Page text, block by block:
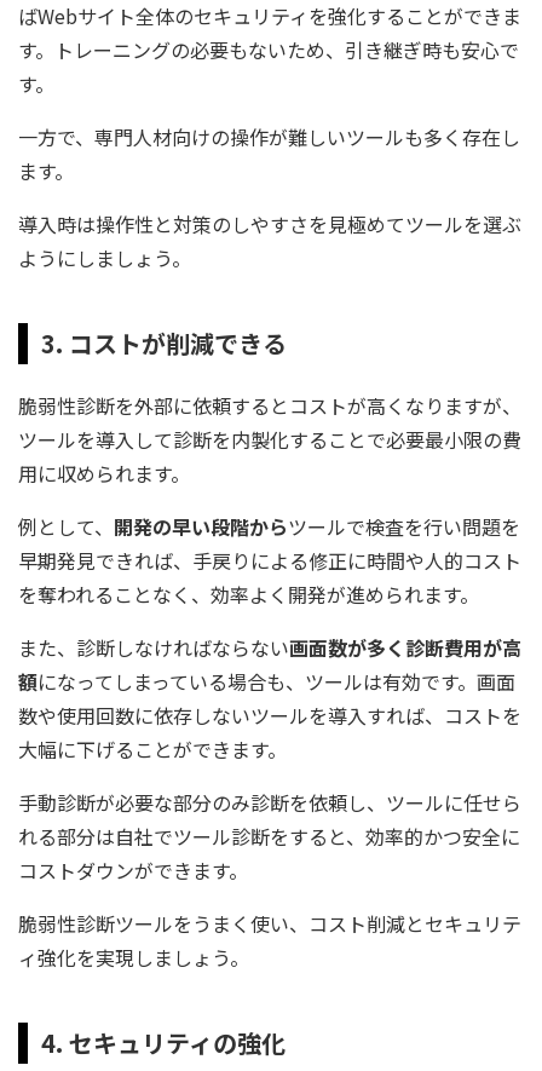
ばWebサイト全体のセキュリティを強化することができま
す。トレーニングの必要もないため、引き継ぎ時も安心で
す。
一方で、専門人材向けの操作が難しいツールも多く存在し
ます。
導入時は操作性と対策のしやすさを見極めてツールを選ぶ
ようにしましょう。
3. コストが削減できる
脆弱性診断を外部に依頼するとコストが高くなりますが、
ツールを導入して診断を内製化することで必要最小限の費
用に収められます。
例として、 開発の早い段階からツールで検査を行い問題を
早期発見できれば、手戻りによる修正に時間や人的コスト
を奪われることなく、効率よく開発が進められます。
また、診断しなければならない画面数が多く診断費用が高
額になってしまっている場合も、ツールは有効です。画面
数や使用回数に依存しないツールを導入すれば、コストを
大幅に下げることができます。
手動診断が必要な部分のみ診断を依頼し、ツールに任せら
れる部分は自社でツール診断をすると、効率的かつ安全に
コストダウンができます。
脆弱性診断ツールをうまく使い、コスト削減とセキュリテ
ィ強化を実現しましょう。
4. セキュリティの強化